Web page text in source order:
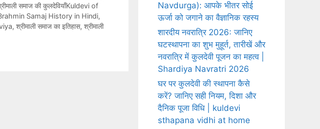
समाज की कुलदेवियाँKuldevi of
Samaj History in Hindi,
, श्रीमाली समाज का इतिहास, श्रीमाली
Navdurga): आपके भीतर सोई
ऊर्जा को जगाने का वैज्ञानिक रहस्य
शारदीय नवरात्रि 2026: जानिए
घटस्थापना का शुभ मुहूर्त, तारीखें और
नवरात्रि में कुलदेवी पूजन का महत्व |
Shardiya Navratri 2026
घर पर कुलदेवी की स्थापना कैसे
करें? जानिए सही नियम, दिशा और
दैनिक पूजा विधि | kuldevi
sthapana vidhi at home